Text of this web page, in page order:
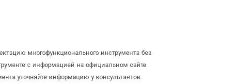
многофункционального инструмента без
с информацией на официальном сайте
уточняйте информацию у консультантов.